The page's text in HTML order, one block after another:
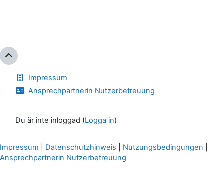
Impressum
Ansprechpartnerin Nutzerbetreuung
Du är inte inloggad (Logga in)
Impressum Datenschutzhinweis Nutzungsbedingungen
Ansprechpartnerin Nutzerbetreuung